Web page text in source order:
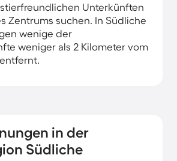
Unterkünften
Zentrums suchen. In Südliche
wenige der
weniger als 2 Kilometer vom
in der
Südliche